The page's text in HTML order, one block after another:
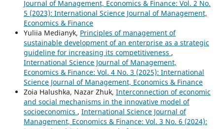
Journal of Management, Economics & Finance: Vol. 2 No.
5 (2023): International Science Journal of Management,
Economics & Finance
Yuliia Medianyk, Principles of management of
sustainable development of an enterprise as a strategic
guideline for increasing its competitiveness ,
International Science Journal of Management,
Economics & Finance: Vol. 4 No. 3 (2025): International
Science Journal of Management, Economics & Finance
Zoia Halushka, Nazar Zhuk, Interconnection of economic
and social mechanisms in the innovative model of
socioeconomics , International Science Journal of
Management, Economics & Finance: Vol. 3 No. 6 (2024):